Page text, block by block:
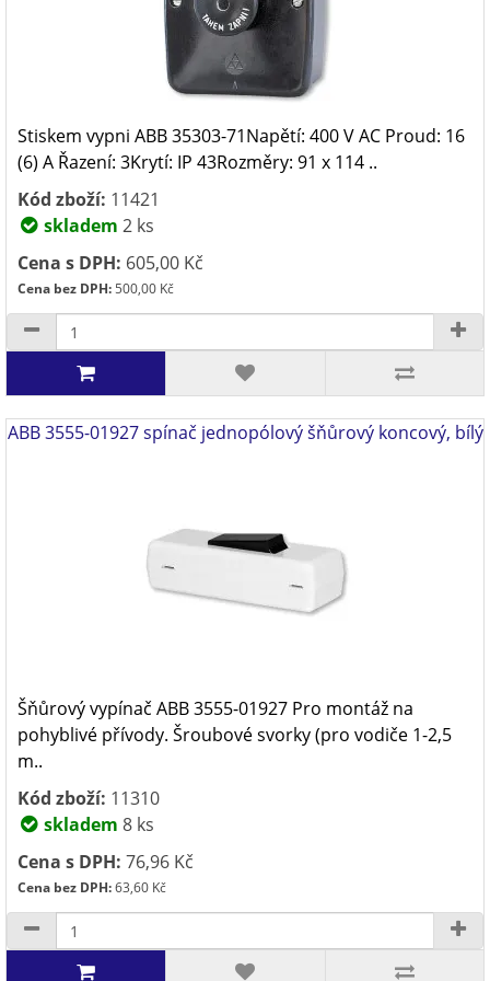
Stiskem vypni ABB 35303-71Napětí: 400 V AC Proud: 16
(6) A Řazení: 3Krytí: IP 43Rozměry: 91 x 114 ..
Kód zboží: 11421
skladem 2 ks
Cena s DPH: 605,00 Kč
Cena bez DPH:500,00 Kč
ABB 3555-01927 spínač jednopólový šňůrový koncový, bílý
Šňůrový vypínač ABB 3555-01927 Pro montáž na
pohyblivé přívody. Šroubové svorky (pro vodiče 1-2,5
m..
Kód zboží: 11310
skladem 8 ks
Cena s DPH: 76,96 Kč
Cena bez DPH:63,60 Kč